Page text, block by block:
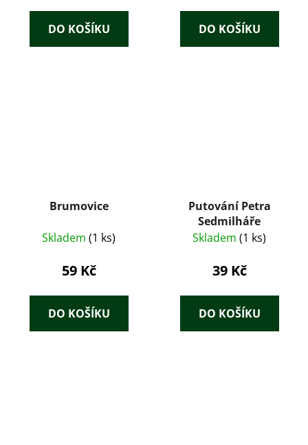
DO KOŠÍKU DO KOŠÍKU
Brumovice
Skladem (1 ks)
59 Kč
DO KOŠÍKU
Putování Petra
Sedmilháře
Skladem (1 ks)
39 Kč
DO KOŠÍKU